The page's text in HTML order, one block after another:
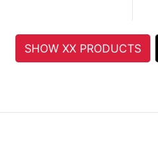
SHOW XX PRODUCTS